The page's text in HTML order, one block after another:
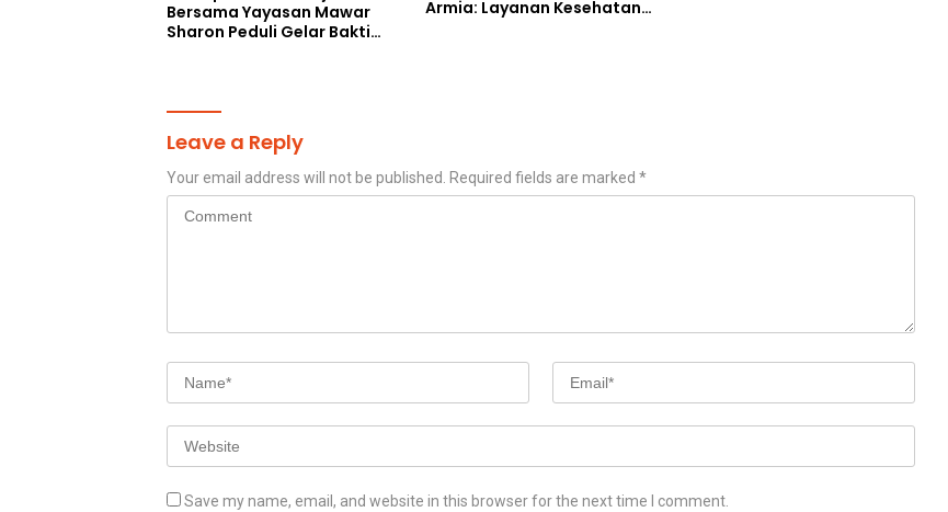
Bersama Yayasan Mawar
Sharon Peduli Gelar Bakti
Armia: Layanan Kesehatan
Leave a Reply
Your email address will not be published. Required fields are marked *
Save my name, email, and website in this browser for the next time I comment.